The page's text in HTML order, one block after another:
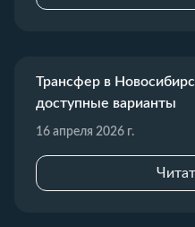
Трансфер в
доступные варианты
16 апреля 2026 г.